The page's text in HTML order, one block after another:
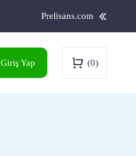
Prelisans.com
Giriş Yap (0)